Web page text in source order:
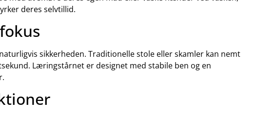
deres selvtillid.
sikkerheden. Traditionelle stole eller skamler kan nemt
Læringstårnet er designet med stabile ben og en